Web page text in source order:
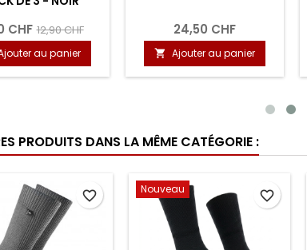
CHF 12,90 CHF
au panier
24,50 CHF
 Ajouter au panier
PRODUITS DANS LA MÊME CATÉGORIE :
favorite_border Nouveau favorite_border